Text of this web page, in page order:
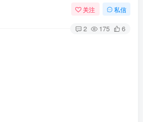
关注 私信
2 175 6